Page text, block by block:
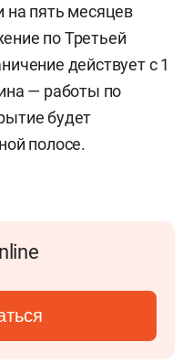
на пять месяцев
по Третьей
действует с 1
— работы по
будет
полосе.